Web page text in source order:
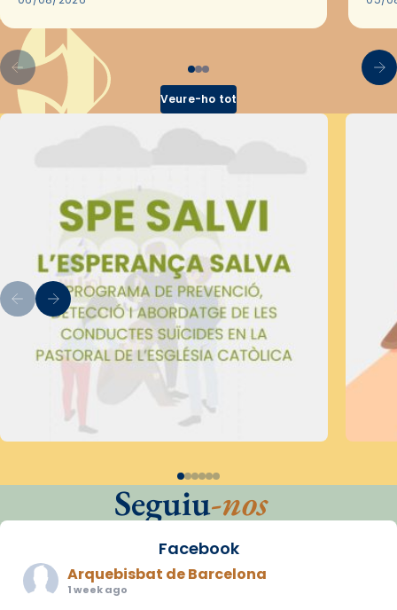
Veure-ho tot
Seguiu-nos
Facebook
Arquebisbat de Barcelona
1 week ago